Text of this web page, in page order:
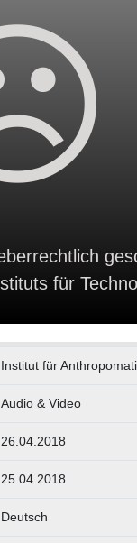
für
Institut für
Audio & Video
26.04.2018
25.04.2018
Deutsch